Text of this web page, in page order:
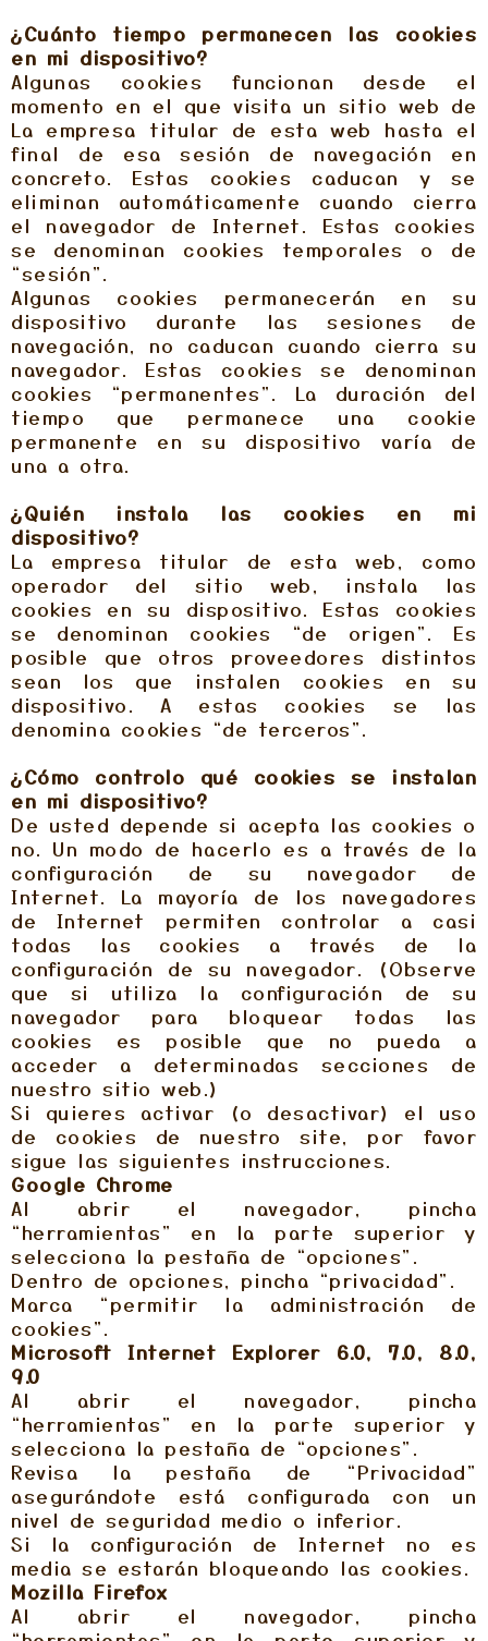
¿Cuánto tiempo permanecen las cookies
en mi dispositivo?
Algunas cookies funcionan desde el
momento en el que visita un sitio web de
La empresa titular de esta web hasta el
final de esa sesión de navegación en
concreto. Estas cookies caducan y se
eliminan automáticamente cuando cierra
el navegador de Internet. Estas cookies
se denominan cookies temporales o de
“sesión”.
Algunas cookies permanecerán en su
dispositivo durante las sesiones de
navegación, no caducan cuando cierra su
navegador. Estas cookies se denominan
cookies “permanentes”. La duración del
tiempo que permanece una cookie
permanente en su dispositivo varía de
una a otra.
¿Quién instala las cookies en mi
dispositivo?
La empresa titular de esta web, como
operador del sitio web, instala las
cookies en su dispositivo. Estas cookies
se denominan cookies “de origen”. Es
posible que otros proveedores distintos
sean los que instalen cookies en su
dispositivo. A estas cookies se las
denomina cookies “de terceros”.
¿Cómo controlo qué cookies se instalan
en mi dispositivo?
De usted depende si acepta las cookies o
no. Un modo de hacerlo es a través de la
configuración de su navegador de
Internet. La mayoría de los navegadores
de Internet permiten controlar a casi
todas las cookies a través de la
configuración de su navegador. (Observe
que si utiliza la configuración de su
navegador para bloquear todas las
cookies es posible que no pueda a
acceder a determinadas secciones de
nuestro sitio web.)
Si quieres activar (o desactivar) el uso
de cookies de nuestro site, por favor
sigue las siguientes instrucciones.
Google Chrome
Al abrir el navegador, pincha
“herramientas” en la parte superior y
selecciona la pestaña de “opciones”.
Dentro de opciones, pincha “privacidad”.
Marca “permitir la administración de
cookies”.
Microsoft Internet Explorer 6.0, 7.0, 8.0,
9.0
Al abrir el navegador, pincha
“herramientas” en la parte superior y
selecciona la pestaña de “opciones”.
Revisa la pestaña de “Privacidad”
asegurándote está configurada con un
nivel de seguridad medio o inferior.
Si la configuración de Internet no es
media se estarán bloqueando las cookies.
Mozilla Firefox
Al abrir el navegador, pincha